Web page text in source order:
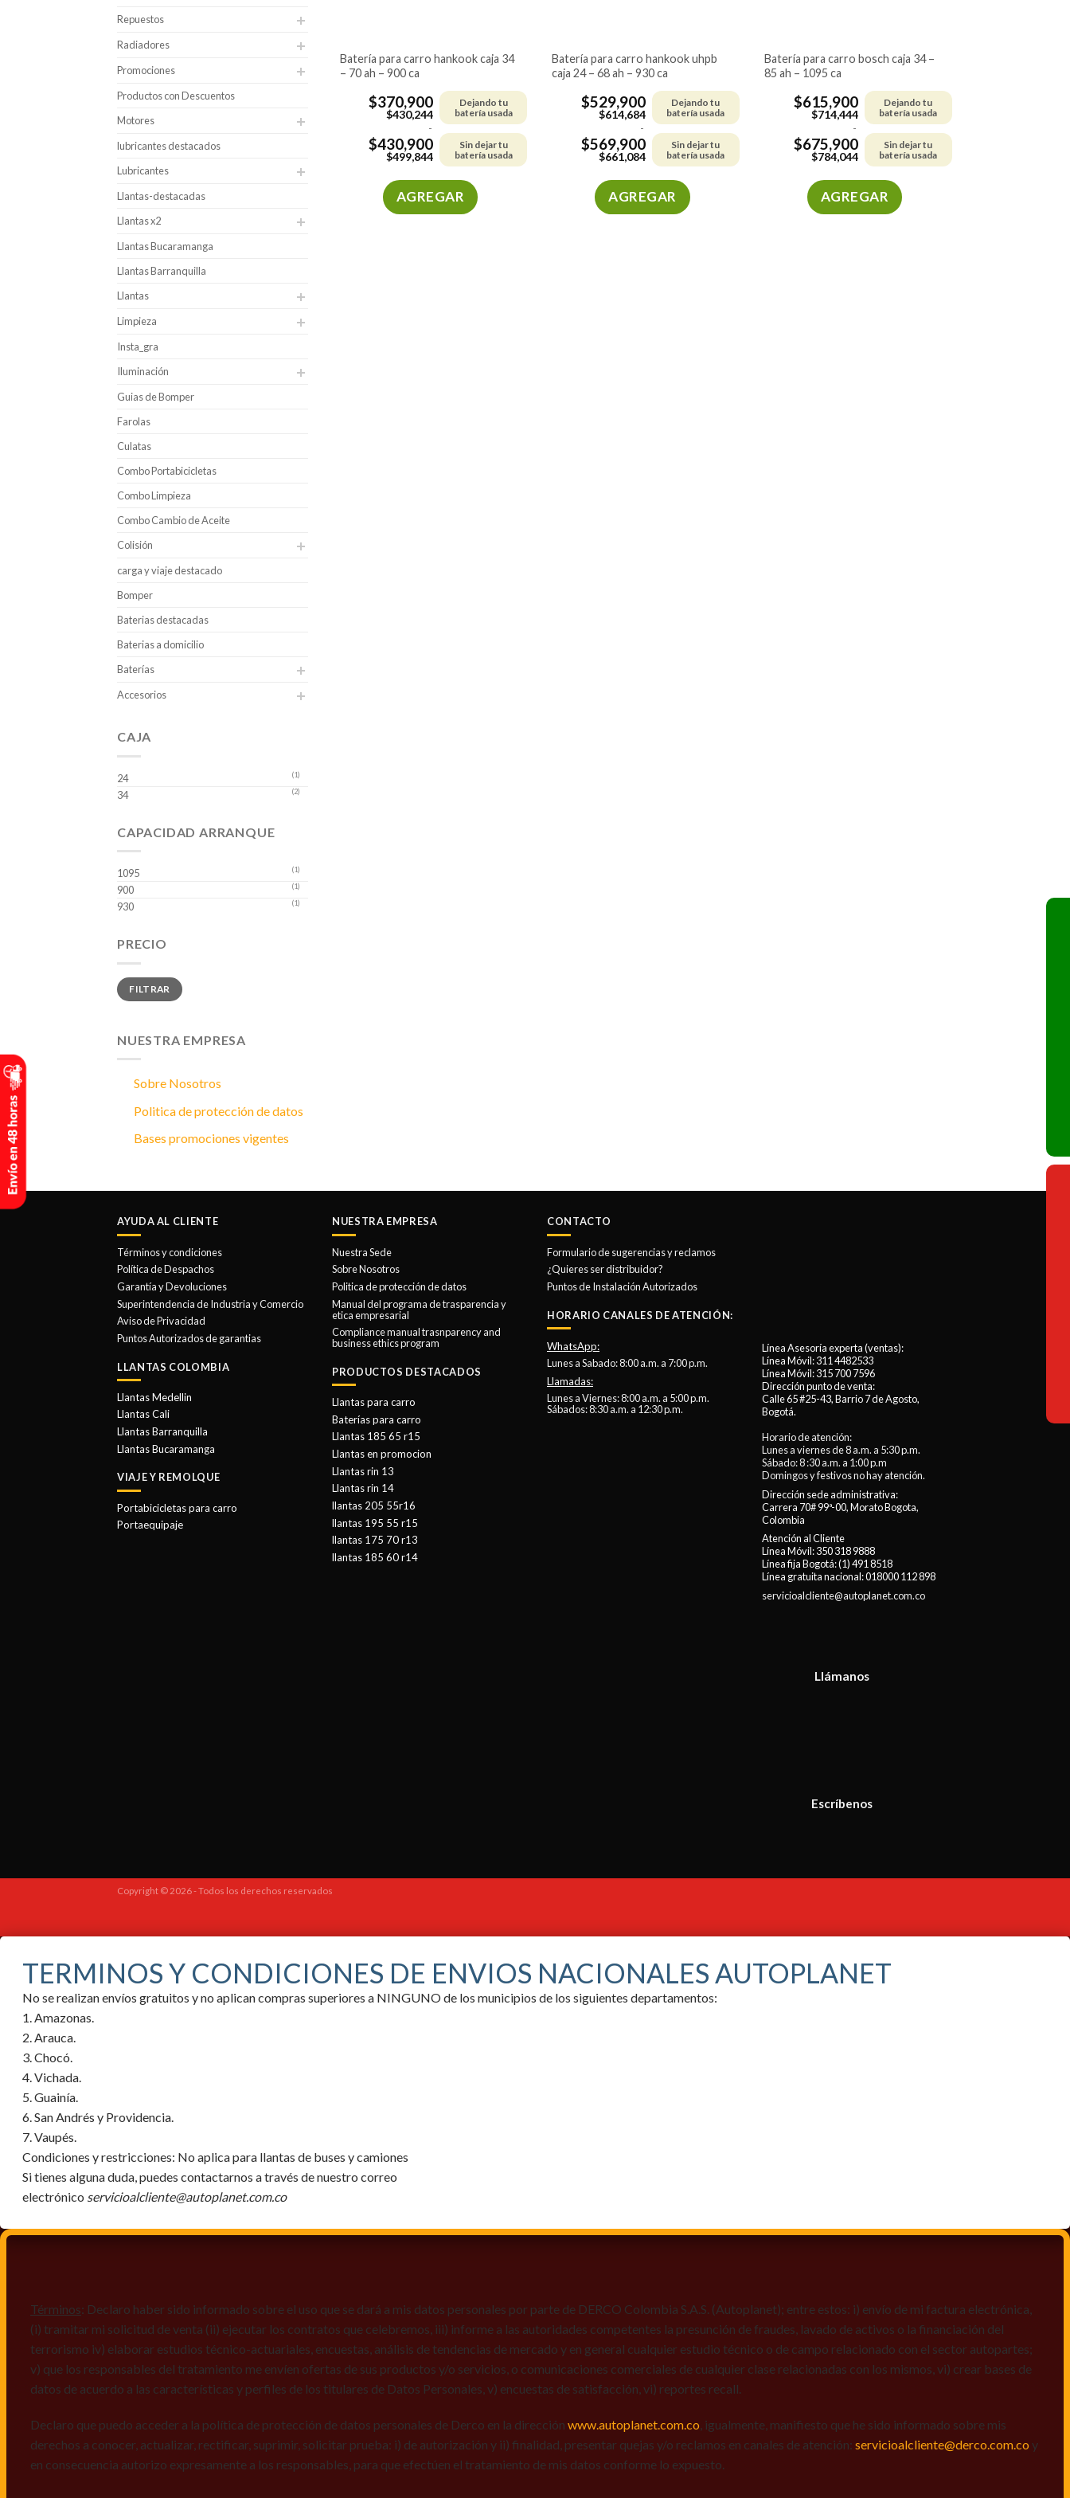
Repuestos
Radiadores
Promociones
Productos con Descuentos
Motores
lubricantes destacados
Lubricantes
Llantas-destacadas
Llantas x2
Llantas Bucaramanga
Llantas Barranquilla
Llantas
Limpieza
Insta_gra
Iluminación
Guias de Bomper
Farolas
Culatas
Combo Portabicicletas
Combo Limpieza
Combo Cambio de Aceite
Colisión
carga y viaje destacado
Bomper
Baterias destacadas
Baterias a domicilio
Baterías
Accesorios
CAJA
24 (1)
34 (2)
CAPACIDAD ARRANQUE
1095 (1)
900 (1)
930 (1)
PRECIO
Precio
mínimo
Precio
máximo
FILTRAR
NUESTRA EMPRESA
Sobre Nosotros
Politica de protección de datos
Bases promociones vigentes
batería para carro hankook caja 34
– 70 ah – 900 ca
$370,900
$430,244
Dejando tu
batería usada
-
$430,900
$499,844
Sin dejar tu
batería usada
AGREGAR
batería para carro hankook uhpb
caja 24 – 68 ah – 930 ca
$529,900
$614,684
Dejando tu
batería usada
-
$569,900
$661,084
Sin dejar tu
batería usada
AGREGAR
batería para carro bosch caja 34 –
85 ah – 1095 ca
$615,900
$714,444
Dejando tu
batería usada
-
$675,900
$784,044
Sin dejar tu
batería usada
AGREGAR
AYUDA AL CLIENTE
Términos y condiciones
Política de Despachos
Garantía y Devoluciones
Superintendencia de Industria y Comercio
Aviso de Privacidad
Puntos Autorizados de garantias
LLANTAS COLOMBIA
Llantas Medellin
Llantas Cali
Llantas Barranquilla
Llantas Bucaramanga
VIAJE Y REMOLQUE
Portabicicletas para carro
Portaequipaje
NUESTRA EMPRESA
Nuestra Sede
Sobre Nosotros
Politica de protección de datos
Manual del programa de trasparencia y
etica empresarial
Compliance manual trasnparency and
business ethics program
PRODUCTOS DESTACADOS
Llantas para carro
Baterías para carro
Llantas 185 65 r15
Llantas en promocion
Llantas rin 13
Llantas rin 14
llantas 205 55r16
llantas 195 55 r15
llantas 175 70 r13
llantas 185 60 r14
CONTACTO
Formulario de sugerencias y reclamos
¿Quieres ser distribuidor?
Puntos de Instalación Autorizados
HORARIO CANALES DE ATENCIÓN:
WhatsApp:
Lunes a Sabado: 8:00 a.m. a 7:00 p.m.
Llamadas:
Lunes a Viernes: 8:00 a.m. a 5:00 p.m.
Sábados: 8:30 a.m. a 12:30 p.m.
Línea Asesoría experta (ventas):
Línea Móvil:311 4482533
Línea Móvil:315 700 7596
Dirección punto de venta:
Calle 65 #25-43, Barrio 7 de Agosto,
Bogotá.
Horario de atención:
Lunes a viernes de 8 a.m. a 5:30 p.m.
Sábado: 8 :30 a.m. a 1:00 p.m
Domingos y festivos no hay atención.
Dirección sede administrativa:
Carrera 70# 99ª-00, Morato Bogota,
Colombia
Atención al Cliente
Línea Móvil:350 318 9888
Línea fija Bogotá:(1) 491 8518
Línea gratuita nacional:018000 112 898
servicioalcliente@autoplanet.com.co
Llámanos
Escríbenos
Copyright © 2026 - Todos los derechos reservados
TERMINOS Y CONDICIONES DE ENVIOS NACIONALES AUTOPLANET
No se realizan envíos gratuitos y no aplican compras superiores a NINGUNO de los municipios de los siguientes departamentos:
1. Amazonas.
2. Arauca.
3. Chocó.
4. Vichada.
5. Guainía.
6. San Andrés y Providencia.
7. Vaupés.
Condiciones y restricciones: No aplica para llantas de buses y camiones
Si tienes alguna duda, puedes contactarnos a través de nuestro correo
electrónico servicioalcliente@autoplanet.com.co
Términos: Declaro haber sido informado sobre el uso que se dará a mis datos personales por parte de DERCO Colombia S.A.S. (Autoplanet); entre estos: i) envío de mi factura electrónica,
(i) tramitar mi solicitud de venta (ii) ejecutar los contratos que celebremos, iii) informe a las autoridades competentes la presunción de fraudes, lavado de activos o la financiación del
terrorismo iv) elaborar estudios técnico-actuariales, encuestas, análisis de tendencias de mercado y en general cualquier estudio técnico o de campo relacionado con el sector autopartes;
v) que los responsables del tratamiento me envíen ofertas de sus productos y/o servicios, o comunicaciones comerciales de cualquier clase relacionadas con los mismos, vi) crear bases de
datos de acuerdo a las características y perfiles de los titulares de Datos Personales, v) encuestas de satisfacción, vi) reportes recall.
Declaro que puedo acceder a la política de protección de datos personales de Derco en la dirección www.autoplanet.com.co , igualmente, manifiesto que he sido informado sobre mis
derechos a conocer, actualizar, rectificar, suprimir, solicitar prueba: i) de autorización y ii) finalidad, presentar quejas y/o reclamos en canales de atención: servicioalcliente@derco.com.co y
en consecuencia autorizo expresamente a los responsables, para que efectúen el tratamiento de mis datos conforme lo expuesto.